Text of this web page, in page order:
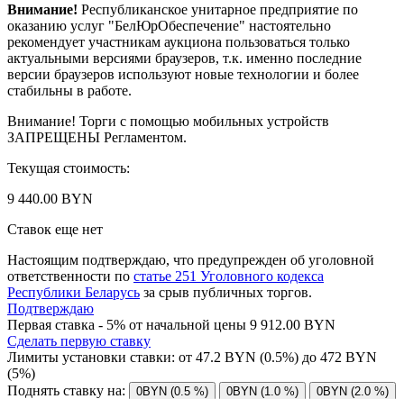
Внимание! Республиканское унитарное предприятие по
оказанию услуг "БелЮрОбеспечение" настоятельно
рекомендует участникам аукциона пользоваться только
актуальными версиями браузеров, т.к. именно последние
версии браузеров используют новые технологии и более
стабильны в работе.
Внимание! Торги с помощью мобильных устройств
ЗАПРЕЩЕНЫ Регламентом.
Текущая стоимость:
9 440.00 BYN
Ставок еще нет
Настоящим подтверждаю, что предупрежден об уголовной
ответственности по статье 251 Уголовного кодекса
Республики Беларусь за срыв публичных торгов.
Подтверждаю
Первая ставка - 5% от начальной цены 9 912.00 BYN
Сделать первую ставку
Лимиты установки ставки: от 47.2 BYN (0.5%) до 472 BYN
(5%)
Поднять ставку на:
0BYN (0.5 %) 0BYN (1.0 %)
0BYN (2.0 %)